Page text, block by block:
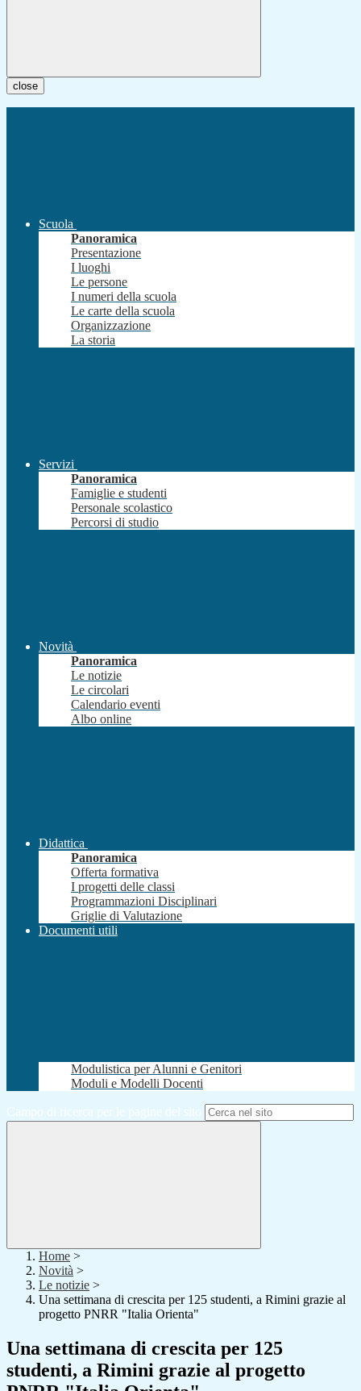
close
Scuola
Panoramica
Presentazione
I luoghi
Le persone
I numeri della scuola
Le carte della scuola
Organizzazione
La storia
Servizi
Panoramica
Famiglie e studenti
Personale scolastico
Percorsi di studio
Novità
Panoramica
Le notizie
Le circolari
Calendario eventi
Albo online
Didattica
Panoramica
Offerta formativa
I progetti delle classi
Programmazioni Disciplinari
Griglie di Valutazione
Documenti utili
Modulistica per Alunni e Genitori
Moduli e Modelli Docenti
Campo di ricerca per le pagine del sito
Home >
Novità >
Le notizie >
Una settimana di crescita per 125 studenti, a Rimini grazie al
progetto PNRR "Italia Orienta"
Una settimana di crescita per 125
studenti, a Rimini grazie al progetto